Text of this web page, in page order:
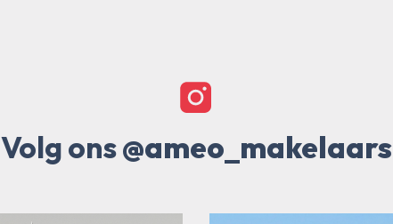
Volg ons@ameo_makelaars